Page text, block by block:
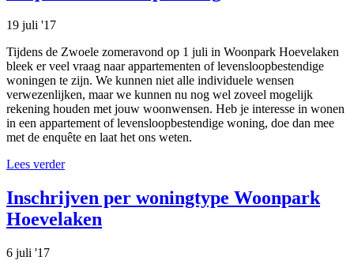
19 juli '17
Tijdens de Zwoele zomeravond op 1 juli in Woonpark Hoevelaken
bleek er veel vraag naar appartementen of levensloopbestendige
woningen te zijn. We kunnen niet alle individuele wensen
verwezenlijken, maar we kunnen nu nog wel zoveel mogelijk
rekening houden met jouw woonwensen. Heb je interesse in wonen
in een appartement of levensloopbestendige woning, doe dan mee
met de enquête en laat het ons weten.
Lees verder
Inschrijven per woningtype Woonpark
Hoevelaken
6 juli '17